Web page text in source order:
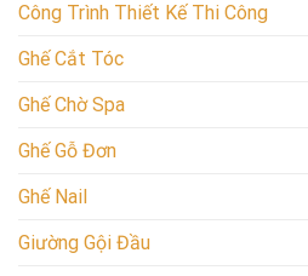
Công Trình Thiết Kế Thi Công
Ghế Cắt Tóc
Ghế Chờ Spa
Ghế Gỗ Đơn
Ghế Nail
Giường Gội Đầu